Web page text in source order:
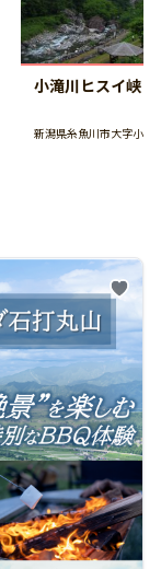
小滝川ヒスイ峡
新潟県糸魚川市大字小滝